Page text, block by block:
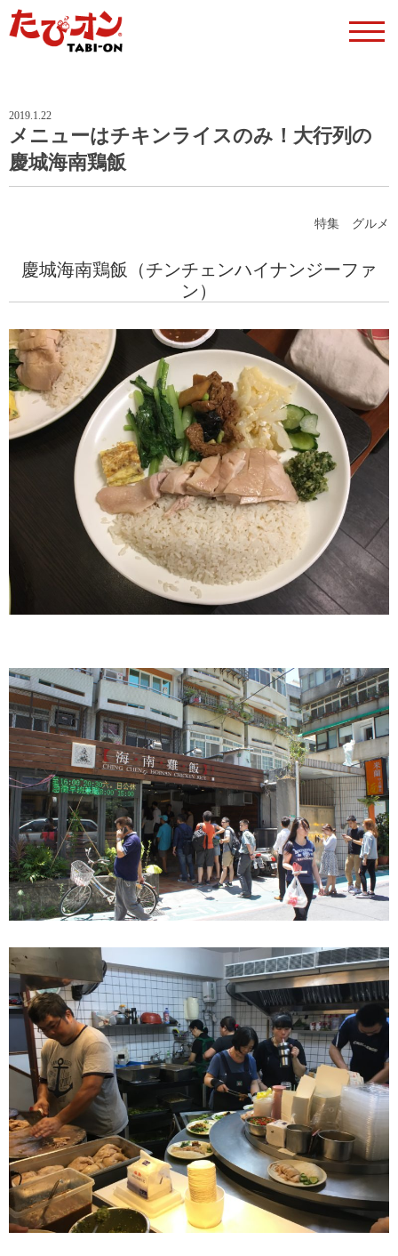
2019.1.22
メニューはチキンライスのみ！大行列の
慶城海南鶏飯
特集 グルメ
慶城海南鶏飯（チンチェンハイナンジーファ
ン）